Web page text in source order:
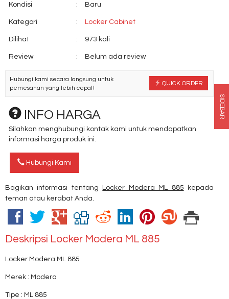
Kondisi : Baru
Kategori : Locker Cabinet
Dilihat : 973 kali
Review : Belum ada review
QUICK ORDER
Hubungi kami secara langsung untuk
pemesanan yang lebih cepat!
INFO HARGA
Silahkan menghubungi kontak kami untuk mendapatkan
informasi harga produk ini.
Hubungi Kami
Bagikan informasi tentangLocker Modera ML 885 kepada
teman atau kerabat Anda.
Deskripsi Locker Modera ML 885
Locker Modera ML 885
Merek : Modera
Tipe : ML 885
SIDEBAR